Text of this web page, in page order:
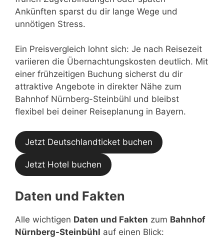
Ankünften sparst du dir lange Wege und
unnötigen Stress.
Ein Preisvergleich lohnt sich: Je nach Reisezeit
variieren die Übernachtungskosten deutlich. Mit
einer frühzeitigen Buchung sicherst du dir
attraktive Angebote in direkter Nähe zum
Bahnhof Nürnberg-Steinbühl und bleibst
flexibel bei deiner Reiseplanung in Bayern.
Jetzt Deutschlandticket buchen
Jetzt Hotel buchen
Daten und Fakten
Alle wichtigen Daten und Fakten zum Bahnhof
Nürnberg-Steinbühl auf einen Blick: